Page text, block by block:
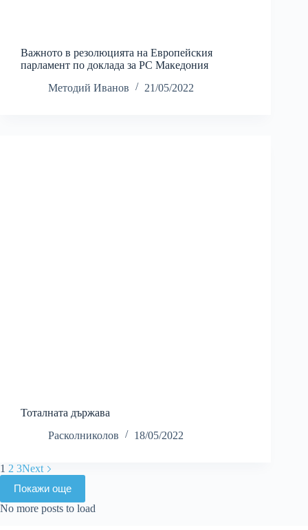
Важното в резолюцията на Европейския
парламент по доклада за РС Македония
Методий Иванов
21/05/2022
Тоталната държава
Расколниколов
18/05/2022
1 2 3Next
Покажи още
No more posts to load